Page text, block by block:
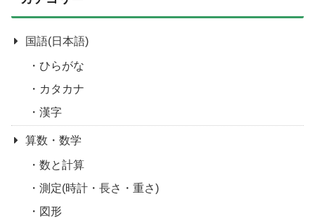
国語(日本語)
ひらがな
カタカナ
漢字
算数・数学
数と計算
測定(時計・長さ・重さ)
図形